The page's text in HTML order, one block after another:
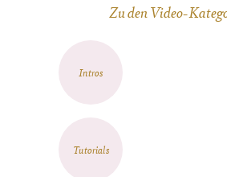
Zu den Video-
Intros
Tutorials